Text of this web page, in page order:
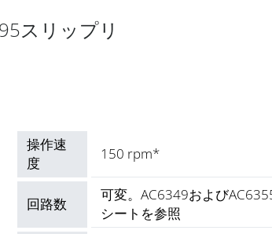
スリップリ
操作速
度
150 rpm*
回路数
可変。AC6349および
シートを参照